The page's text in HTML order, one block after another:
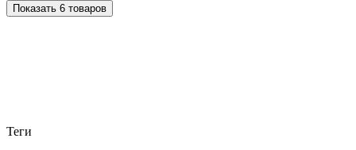
Показать 6 товаров
Теги